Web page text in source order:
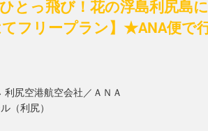
とっ飛び！花の浮島利尻島
フリープラン】★ANA便で
利尻空港航空会社／ＡＮＡ
（利尻）